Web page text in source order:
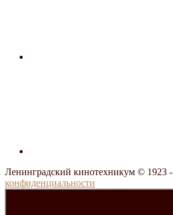
Ленинградский кинотехникум © 1923 -
конфиденциальности